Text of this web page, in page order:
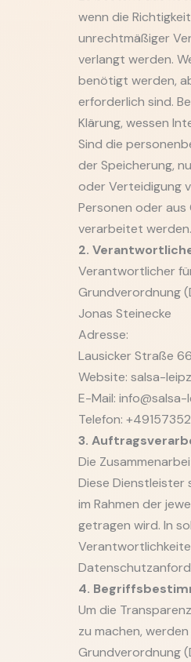
wenn die
unrechtmäßiger
verlangt werden.
benötigt werden,
erforderlich sind.
Klärung, wessen
Sind die
der Speicherung,
oder Verteidigung
Personen oder
verarbeitet werden.
2.
Verantwortlicher
Grundverordnung
Jonas Steinecke
Adresse:
Lausicker Straße
Website: salsa-
E-Mail: info@salsa-
Telefon:
3.
Die
Diese
im Rahmen der
getragen wird. In
4.
Um die
zu machen,
Grundverordnung